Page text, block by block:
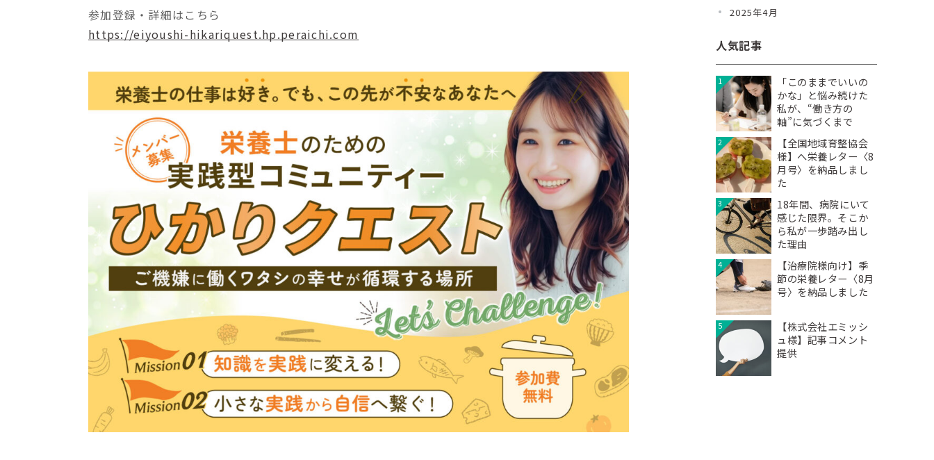
参加登録・詳細はこちら
https://eiyoushi-hikariquest.hp.peraichi.com
2025年4月
人気記事
1
「このままでいいの
かな」と悩み続けた
私が、“働き方の
軸”に気づくまで
2
【全国地域育整協会
様】へ栄養レター〈8
月号〉を納品しまし
た
3
18年間、病院にいて
感じた限界。そこか
ら私が一歩踏み出し
た理由
4
【治療院様向け】季
節の栄養レター〈8月
号〉を納品しました
5
【株式会社エミッシ
ュ様】記事コメント
提供